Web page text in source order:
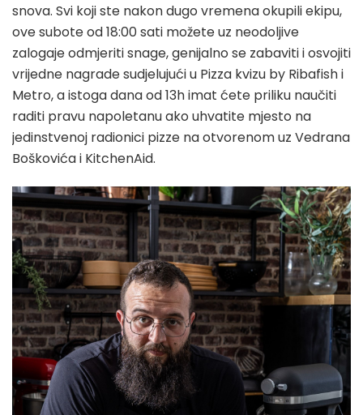
snova. Svi koji ste nakon dugo vremena okupili ekipu,
ove subote od 18:00 sati možete uz neodoljive
zalogaje odmjeriti snage, genijalno se zabaviti i osvojiti
vrijedne nagrade sudjelujući u Pizza kvizu by Ribafish i
Metro, a istoga dana od 13h imat ćete priliku naučiti
raditi pravu napoletanu ako uhvatite mjesto na
jedinstvenoj radionici pizze na otvorenom uz Vedrana
Boškovića i KitchenAid.